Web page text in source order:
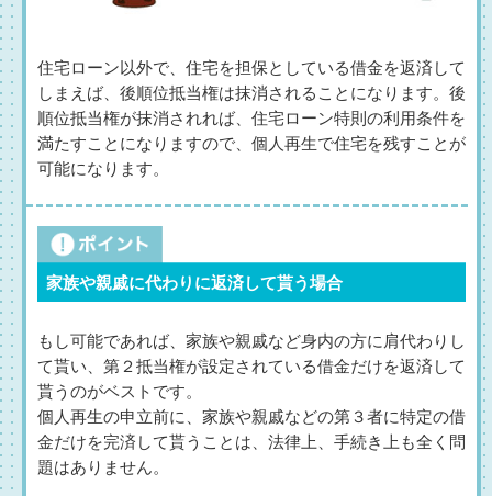
住宅ローン以外で、住宅を担保としている借金を返済して
しまえば、後順位抵当権は抹消されることになります。後
順位抵当権が抹消されれば、住宅ローン特則の利用条件を
満たすことになりますので、個人再生で住宅を残すことが
可能になります。
家族や親戚に代わりに返済して貰う場合
もし可能であれば、家族や親戚など身内の方に肩代わりし
て貰い、第２抵当権が設定されている借金だけを返済して
貰うのがベストです。
個人再生の申立前に、家族や親戚などの第３者に特定の借
金だけを完済して貰うことは、法律上、手続き上も全く問
題はありません。